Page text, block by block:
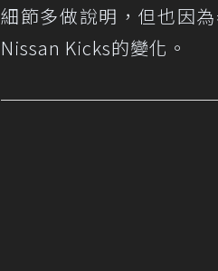
細節多做說明，但也因
Nissan Kicks的變化。